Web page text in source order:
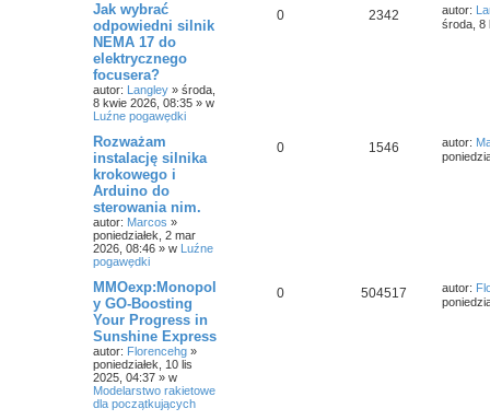
Jak wybrać
odpowiedni silnik
NEMA 17 do
elektrycznego
focusera?
autor: Langley » środa,
8 kwie 2026, 08:35 » w
Luźne pogawędki
0 2342 autor:
środa, 8
Rozważam
instalację silnika
krokowego i
Arduino do
sterowania nim.
autor: Marcos »
poniedziałek, 2 mar
2026, 08:46 » w Luźne
pogawędki
0 1546 autor:
MMOexp:Monopol
y GO-Boosting
Your Progress in
Sunshine Express
autor: Florencehg »
poniedziałek, 10 lis
2025, 04:37 » w
Modelarstwo rakietowe
dla początkujących
0 504517 autor: